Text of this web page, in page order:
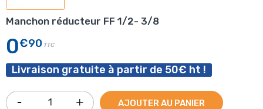
Manchon réducteur FF 1/2- 3/8
0€90 TTC
Livraison gratuite à partir de 50€ ht !
AJOUTER AU PANIER